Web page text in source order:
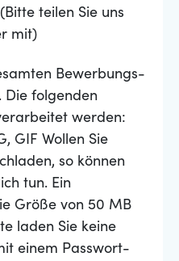
teilen Sie uns
mit)
Bewerbungs-
Die folgenden
werden:
GIF Wollen Sie
so können
tun. Ein
Größe von 50 MB
laden Sie keine
einem Passwort-